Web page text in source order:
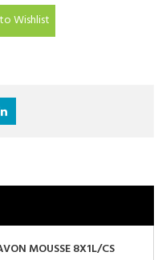
Wishlist
MOUSSE 8X1L/CS